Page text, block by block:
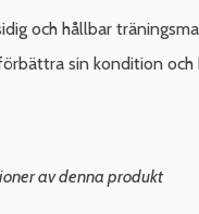
och hållbar
sin kondition och
av denna produkt